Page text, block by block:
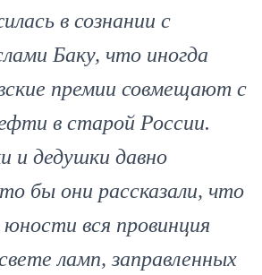
в сознании с
Баку, что иногда
премии совмещают с
в старой России.
и дедушки давно
бы они рассказали, что
юности вся провинция
ламп, заправленных